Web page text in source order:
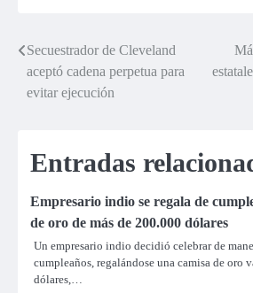
Navegación
de
Secuestrador de Cleveland
aceptó cadena perpetua para
evitar ejecución
Entradas
Empresario indio se regala de
de oro de más de 200.000 dólares
Un empresario indio decidió celebrar de
cumpleaños, regalándose una camisa de oro
dólares,…